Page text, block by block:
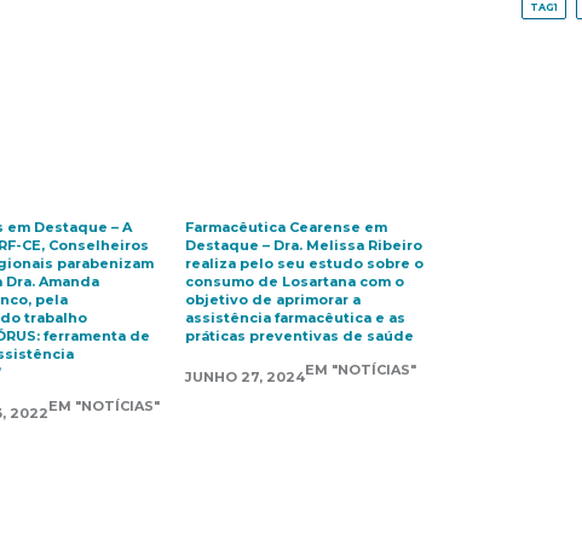
em Destaque – A
CE, Conselheiros
parabenizam
Amanda
pela
trabalho
ferramenta de
2022EM "NOTÍCIAS"
Farmacêutica Cearense em
Destaque – Dra. Melissa Ribeiro
realiza pelo seu estudo sobre o
consumo de Losartana com o
objetivo de aprimorar a
assistência farmacêutica e as
práticas preventivas de saúde
JUNHO 27, 2024EM "NOTÍCIAS"
TAG1